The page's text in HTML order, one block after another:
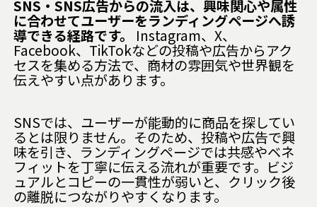
SNS・SNS広告からの流入は、興味関心や属性
に合わせてユーザーをランディングページへ誘
導できる経路です。 Instagram、X、
Facebook、TikTokなどの投稿や広告からアク
セスを集める方法で、商材の雰囲気や世界観を
伝えやすい点があります。
SNSでは、ユーザーが能動的に商品を探してい
るとは限りません。そのため、投稿や広告で興
味を引き、ランディングページでは共感やベネ
フィットを丁寧に伝える流れが重要です。ビジ
ュアルとコピーの一貫性が弱いと、クリック後
の離脱につながりやすくなります。